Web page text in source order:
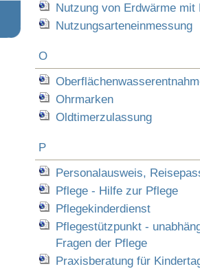
Nutzung von Erdwärme mit
Nutzungsarteneinmessung
O
Ohrmarken
Oldtimerzulassung
P
Personalausweis,
Pflege - Hilfe zur Pflege
Pflegekinderdienst
Pflegestützpunkt -
Fragen der Pflege
Praxisberatung für